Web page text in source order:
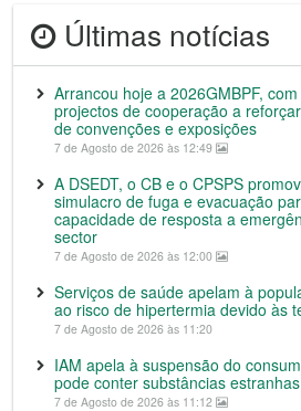
Últimas notícias
Arrancou hoje a 2026GMBPF,
projectos de cooperação a
de convenções e exposições
7 de Agosto de 2026 às 12:49
A DSEDT, o CB e o CPSPS
simulacro de fuga e evacuação
capacidade de resposta a
sector
7 de Agosto de 2026 às 12:00
Serviços de saúde apelam à
ao risco de hipertermia devido às
7 de Agosto de 2026 às 11:20
IAM apela à suspensão do
pode conter substâncias estranhas
7 de Agosto de 2026 às 11:12